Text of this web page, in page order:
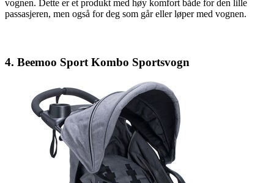
vognen. Dette er et produkt med høy komfort både for den lille
passasjeren, men også for deg som går eller løper med vognen.
4. Beemoo Sport Kombo Sportsvogn